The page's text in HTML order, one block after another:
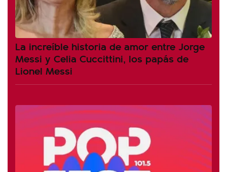
La increíble historia de amor entre Jorge
Messi y Celia Cuccittini, los papás de
Lionel Messi